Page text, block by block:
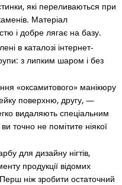
які переливаються при
Матеріал
і добре лягає на базу.
в каталозі інтернет-
з липким шаром і без
«оксамитового» манікюру
поверхню, другу, —
видаляють спеціальним
точно не помітите ніякої
для дизайну нігтів,
продукції відомих
ніж зробити остаточний